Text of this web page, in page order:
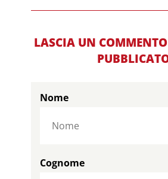
LASCIA UN
Nome
Cognome